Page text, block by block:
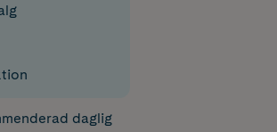
daglig